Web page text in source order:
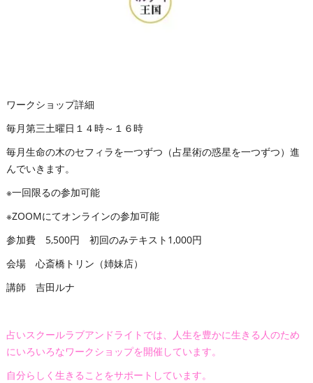
ワークショップ詳細
毎月第三土曜日１４時～１６時
毎月生命の木のセフィラを一つずつ（占星術の惑星を一つずつ）進
んでいきます。
※一回限るの参加可能
※ZOOMにてオンラインの参加可能
参加費 5,500円 初回のみテキスト1,000円
会場 心斎橋トリン（姉妹店）
講師 吉田ルナ
占いスクールラブアンドライトでは、人生を豊かに生きる人のため
にいろいろなワークショップを開催しています。
自分らしく生きることをサポートしています。